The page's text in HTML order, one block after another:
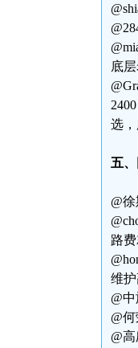
底
选，
五
@
路
维护
@
@
@